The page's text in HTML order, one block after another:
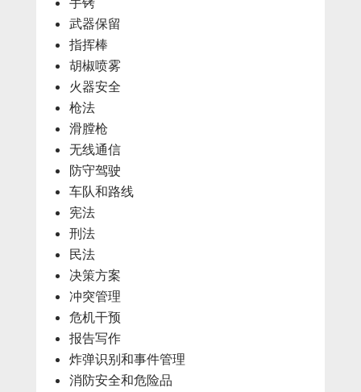
武器保留
指挥棒
胡椒喷雾
火器安全
枪法
滑膛枪
无线通信
防守驾驶
车队和路线
宪法
刑法
民法
决策方案
冲突管理
危机干预
报告写作
炸弹识别和事件管理
消防安全和危险品